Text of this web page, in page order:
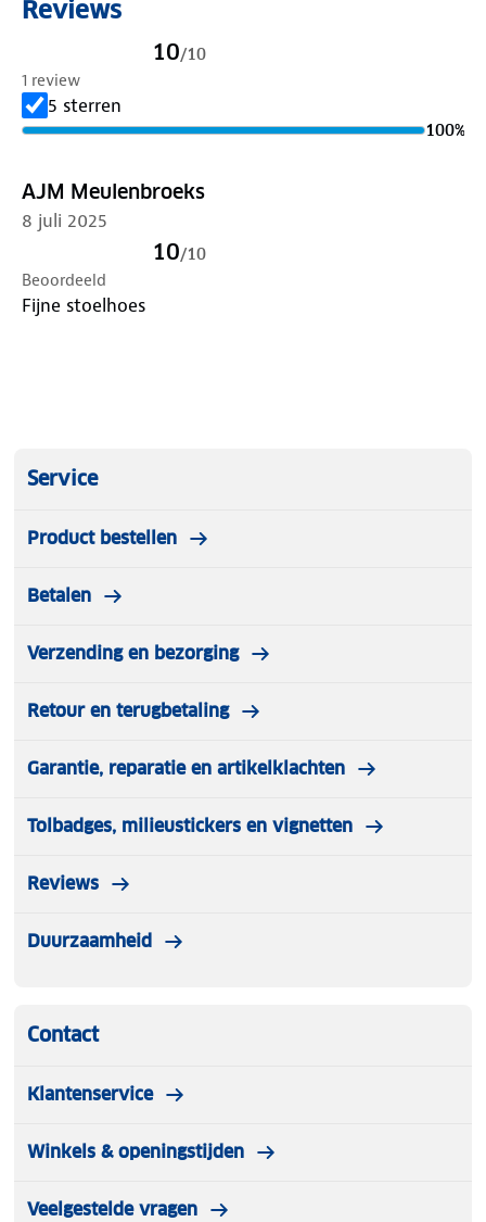
Reviews
10/10
1 review
5 sterren
100%
AJM Meulenbroeks
8 juli 2025
10/10
Beoordeeld
Fijne stoelhoes
Service
Product bestellen
Betalen
Verzending en bezorging
Retour en terugbetaling
Garantie, reparatie en artikelklachten
Tolbadges, milieustickers en vignetten
Reviews
Duurzaamheid
Contact
Klantenservice
Winkels & openingstijden
Veelgestelde vragen